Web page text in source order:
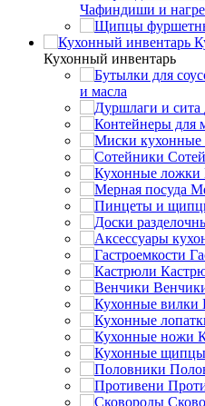
Чафиндиши и
Кухонный инвентарь
и масла